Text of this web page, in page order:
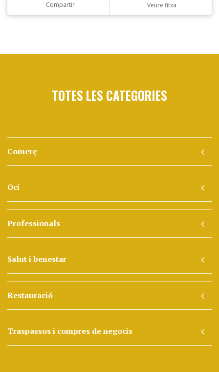
Compartir Veure fitxa
TOTES LES CATEGORIES
Comerç
Oci
Professionals
Salut i benestar
Restauració
Traspassos i compres de negocis